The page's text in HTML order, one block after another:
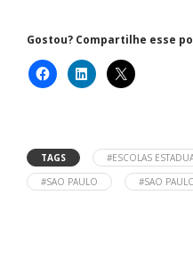
Gostou? Compartilhe esse
TAGS #ESCOLAS
#SAO PAULO
#SAO